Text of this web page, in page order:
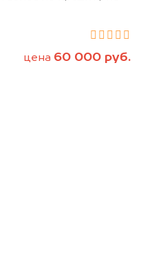
цена 60 000 руб.